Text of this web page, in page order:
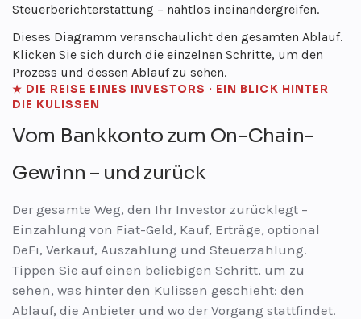
Steuerberichterstattung – nahtlos ineinandergreifen.
Dieses Diagramm veranschaulicht den gesamten Ablauf.
Klicken Sie sich durch die einzelnen Schritte, um den
Prozess und dessen Ablauf zu sehen.
★ DIE REISE EINES INVESTORS · EIN BLICK HINTER
DIE KULISSEN
Vom Bankkonto zum On-Chain-
Gewinn – und zurück
Der gesamte Weg, den Ihr Investor zurücklegt –
Einzahlung von Fiat-Geld, Kauf, Erträge, optional
DeFi, Verkauf, Auszahlung und Steuerzahlung.
Tippen Sie auf einen beliebigen Schritt, um zu
sehen, was hinter den Kulissen geschieht: den
Ablauf, die Anbieter und wo der Vorgang stattfindet.